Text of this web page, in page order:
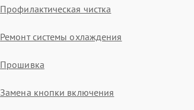
Профилактическая чистка
Ремонт системы охлаждения
Прошивка
Замена кнопки включения